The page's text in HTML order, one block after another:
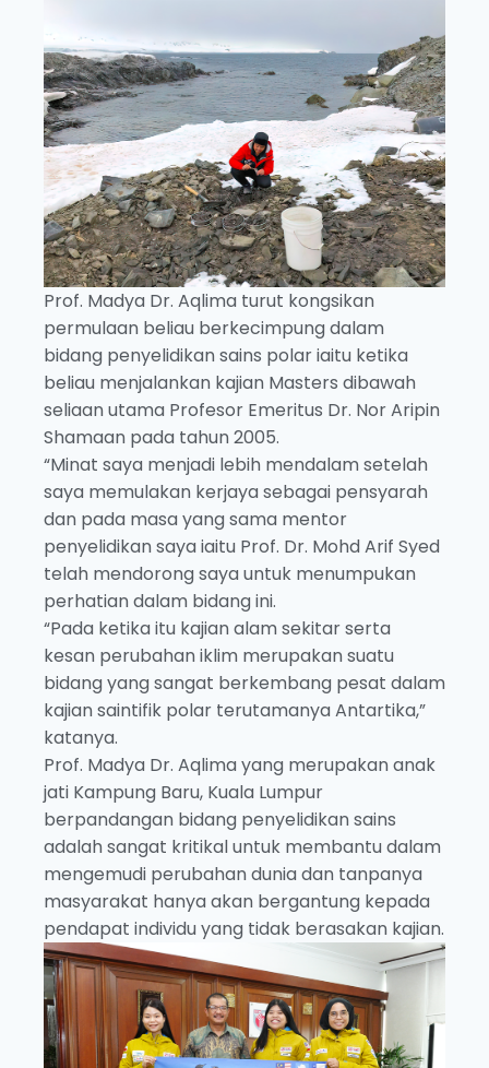
Prof. Madya Dr. Aqlima turut kongsikan
permulaan beliau berkecimpung dalam
bidang penyelidikan sains polar iaitu ketika
beliau menjalankan kajian Masters dibawah
seliaan utama Profesor Emeritus Dr. Nor Aripin
Shamaan pada tahun 2005.
“Minat saya menjadi lebih mendalam setelah
saya memulakan kerjaya sebagai pensyarah
dan pada masa yang sama mentor
penyelidikan saya iaitu Prof. Dr. Mohd Arif Syed
telah mendorong saya untuk menumpukan
perhatian dalam bidang ini.
“Pada ketika itu kajian alam sekitar serta
kesan perubahan iklim merupakan suatu
bidang yang sangat berkembang pesat dalam
kajian saintifik polar terutamanya Antartika,”
katanya.
Prof. Madya Dr. Aqlima yang merupakan anak
jati Kampung Baru, Kuala Lumpur
berpandangan bidang penyelidikan sains
adalah sangat kritikal untuk membantu dalam
mengemudi perubahan dunia dan tanpanya
masyarakat hanya akan bergantung kepada
pendapat individu yang tidak berasakan kajian.